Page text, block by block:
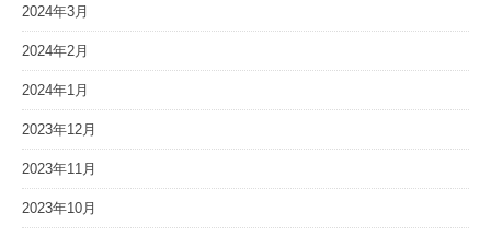
2024年3月
2024年2月
2024年1月
2023年12月
2023年11月
2023年10月